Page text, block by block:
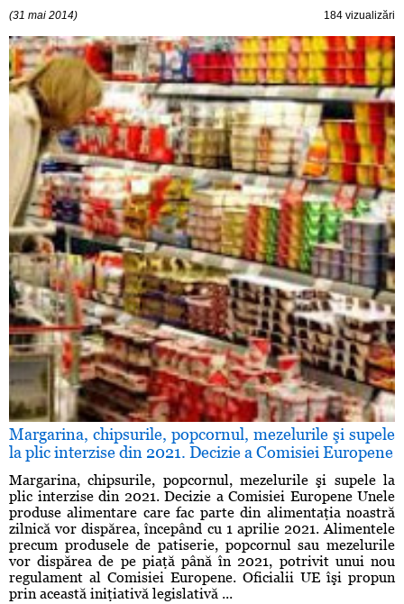
(31 mai 2014) 184 vizualizări
Margarina, chipsurile, popcornul, mezelurile şi supele
la plic interzise din 2021. Decizie a Comisiei Europene
Margarina, chipsurile, popcornul, mezelurile şi supele la
plic interzise din 2021. Decizie a Comisiei Europene Unele
produse alimentare care fac parte din alimentaţia noastră
zilnică vor dispărea, începând cu 1 aprilie 2021. Alimentele
precum produsele de patiserie, popcornul sau mezelurile
vor dispărea de pe piaţă până în 2021, potrivit unui nou
regulament al Comisiei Europene. Oficialii UE îşi propun
prin această iniţiativă legislativă ...